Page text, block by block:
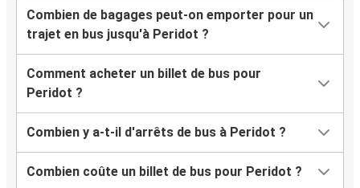
Combien de bagages peut-on emporter pour un
trajet en bus jusqu'à Peridot ?
Comment acheter un billet de bus pour
Peridot ?
Combien y a-t-il d'arrêts de bus à Peridot ?
Combien coûte un billet de bus pour Peridot ?